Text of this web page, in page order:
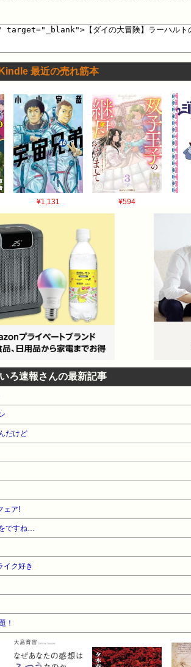
Kindle 最近の売れ筋本
¥1,131 ¥594
ろ速報さんの最新記事
だけど
ェア!
ですね…
イク好き
！